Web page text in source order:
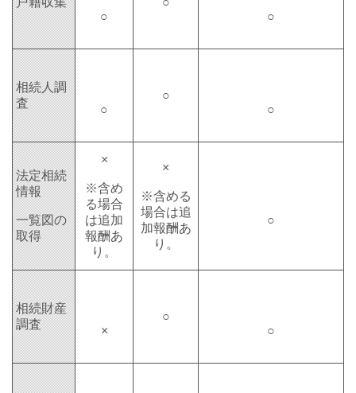
○
○
相続人調
査
○
○
○
法定相続
情報
一覧図の
取得
×
※含め
る場合
は追加
報酬あ
り 。
×
※含める
場合は追
加報酬あ
り 。
○
相続財産
調査
×
○
○